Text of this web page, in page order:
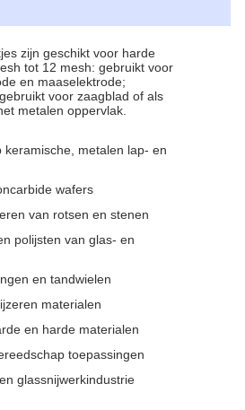
zijn geschikt voor harde
tot 12 mesh: gebruikt voor
en maaselektrode;
voor zaagblad of als
metalen oppervlak.
keramische, metalen lap- en
wafers
van rotsen en stenen
polijsten van glas- en
en tandwielen
materialen
en harde materialen
toepassingen
glassnijwerkindustrie